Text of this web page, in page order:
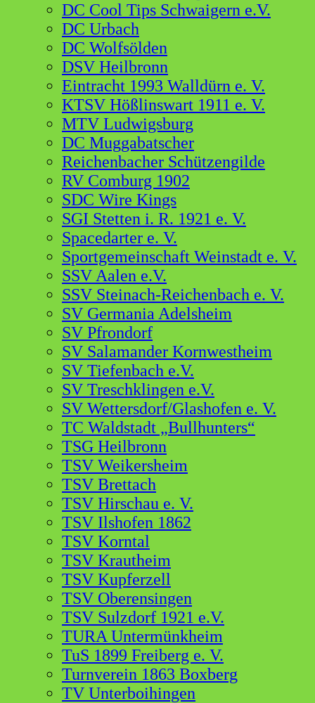
DC Cool Tips Schwaigern e.V.
DC Urbach
DC Wolfsölden
DSV Heilbronn
Eintracht 1993 Walldürn e. V.
KTSV Hößlinswart 1911 e. V.
MTV Ludwigsburg
DC Muggabatscher
Reichenbacher Schützengilde
RV Comburg 1902
SDC Wire Kings
SGI Stetten i. R. 1921 e. V.
Spacedarter e. V.
Sportgemeinschaft Weinstadt e. V.
SSV Aalen e.V.
SSV Steinach-Reichenbach e. V.
SV Germania Adelsheim
SV Pfrondorf
SV Salamander Kornwestheim
SV Tiefenbach e.V.
SV Treschklingen e.V.
SV Wettersdorf/Glashofen e. V.
TC Waldstadt „Bullhunters“
TSG Heilbronn
TSV Weikersheim
TSV Brettach
TSV Hirschau e. V.
TSV Ilshofen 1862
TSV Korntal
TSV Krautheim
TSV Kupferzell
TSV Oberensingen
TSV Sulzdorf 1921 e.V.
TURA Untermünkheim
TuS 1899 Freiberg e. V.
Turnverein 1863 Boxberg
TV Unterboihingen